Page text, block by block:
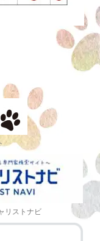
リストナビ